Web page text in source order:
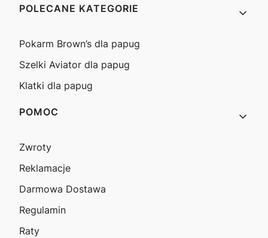
Linki w stopce
POLECANE KATEGORIE
Pokarm Brown’s dla papug
Szelki Aviator dla papug
Klatki dla papug
POMOC
Zwroty
Reklamacje
Darmowa Dostawa
Regulamin
Raty